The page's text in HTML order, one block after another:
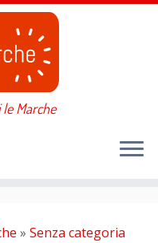
le Marche
» Senza categoria